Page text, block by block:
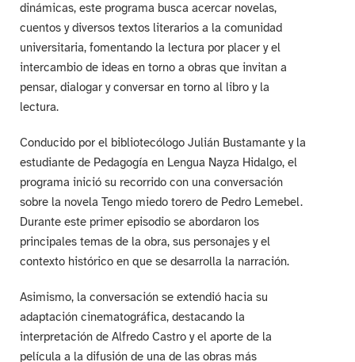
dinámicas, este programa busca acercar novelas,
cuentos y diversos textos literarios a la comunidad
universitaria, fomentando la lectura por placer y el
intercambio de ideas en torno a obras que invitan a
pensar, dialogar y conversar en torno al libro y la
lectura.
Conducido por el bibliotecólogo Julián Bustamante y la
estudiante de Pedagogía en Lengua Nayza Hidalgo, el
programa inició su recorrido con una conversación
sobre la novela Tengo miedo torero de Pedro Lemebel.
Durante este primer episodio se abordaron los
principales temas de la obra, sus personajes y el
contexto histórico en que se desarrolla la narración.
Asimismo, la conversación se extendió hacia su
adaptación cinematográfica, destacando la
interpretación de Alfredo Castro y el aporte de la
película a la difusión de una de las obras más